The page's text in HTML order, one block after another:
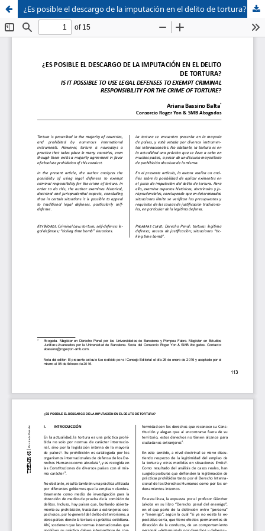
Sistema de
Bibliotecas
Facultad de
Derecho
¿Es posible el descargo de la imputación en el delito de tortura?